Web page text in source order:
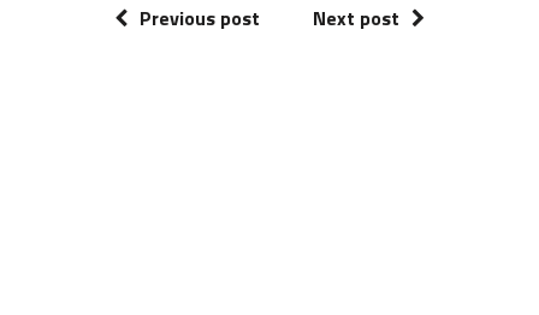
Previous post Next post